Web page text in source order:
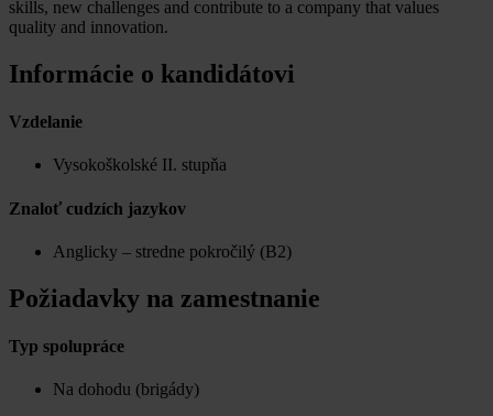
skills, new challenges and contribute to a company that values
quality and innovation.
Informácie o kandidátovi
Vzdelanie
Vysokoškolské II. stupňa
Znaloť cudzích jazykov
Anglicky – stredne pokročilý (B2)
Požiadavky na zamestnanie
Typ spolupráce
Na dohodu (brigády)